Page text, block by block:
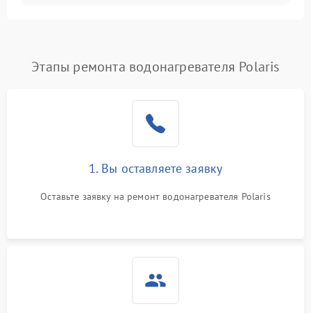
Этапы ремонта водонагревателя Polaris
1. Вы оставляете заявку
Оставьте заявку на ремонт водонагревателя Polaris